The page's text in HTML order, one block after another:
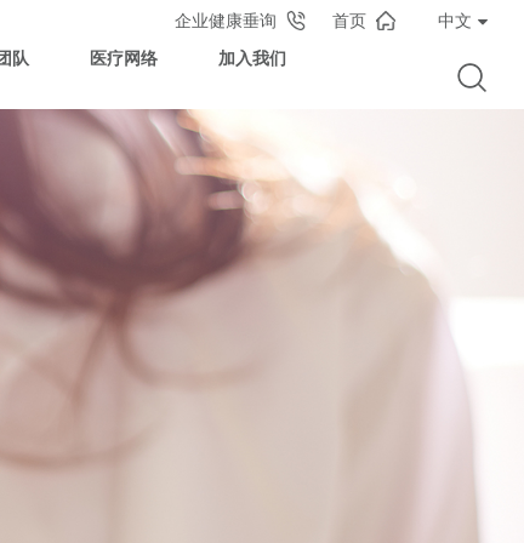
企业健康垂询 首页
中文
队 医疗网络
宁莱佛士诊所
加入我们